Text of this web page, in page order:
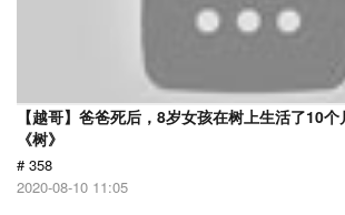
【越哥】爸爸死后，8岁女孩在树上生活了10
《树》
# 358
2020-08-10 11:05